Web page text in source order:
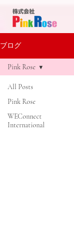
ブログ
All Posts
Pink Rose
WEConnect
International
Pink Rose